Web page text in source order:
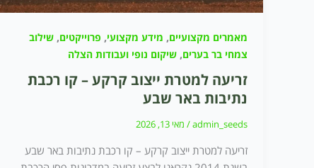
מאמרים מקצועיים, מידע מקצועי, פרוייקטים,שילוב
צמחי בר בערים,שיקום נופי ועבודות הצלה
זריעה למטרת ייצוב קרקע – קו רכבת
נתיבות באר שבע
admin_seeds
/ מאי 13, 2026
זריעה למטרת ייצוב קרקע – קו רכבת נתיבות באר שבע